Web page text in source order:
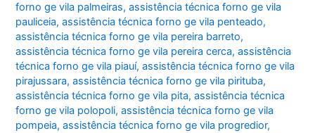
forno ge vila palmeiras,assistência técnica forno ge vila
pauliceia,assistência técnica forno ge vila penteado,
assistência técnica forno ge vila pereira barreto,
assistência técnica forno ge vila pereira cerca,assistência
técnica forno ge vila piauí,assistência técnica forno ge vila
pirajussara,assistência técnica forno ge vila pirituba,
assistência técnica forno ge vila pita,assistência técnica
forno ge vila polopoli,assistência técnica forno ge vila
pompeia,assistência técnica forno ge vila progredior,